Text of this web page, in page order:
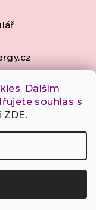
Dalším
souhlas s
ZDE.